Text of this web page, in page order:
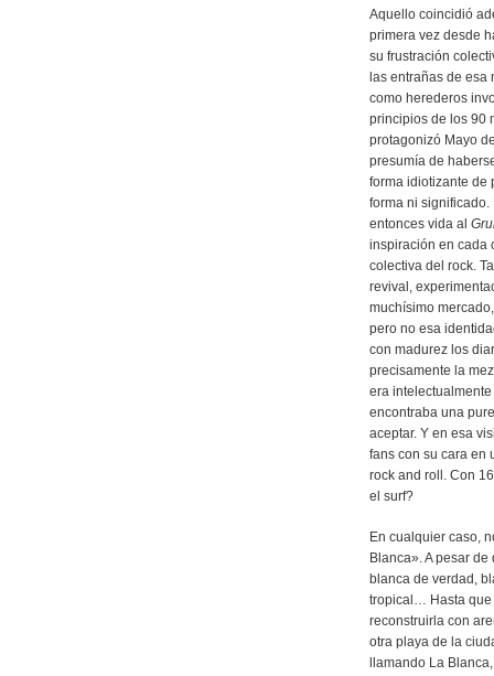
Aquello coincidió
primera vez desde
su frustración
las entrañas de
como herederos
principios de los 90
protagonizó Mayo
presumía de
forma idiotizante de
forma ni significado.
entonces vida al
inspiración en cada
colectiva del rock.
revival,
muchísimo
pero no esa
con madurez los
precisamente la
era
encontraba una
aceptar. Y en esa
fans con su cara en
rock and roll. Con
el surf?
En cualquier caso,
Blanca». A pesar
blanca de verdad,
tropical… Hasta que
reconstruirla con
otra playa de la
llamando La